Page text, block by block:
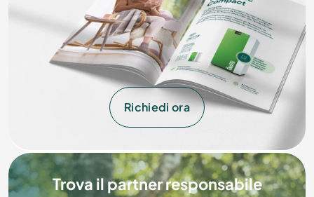
Richiedi ora
Trova il partner responsabile